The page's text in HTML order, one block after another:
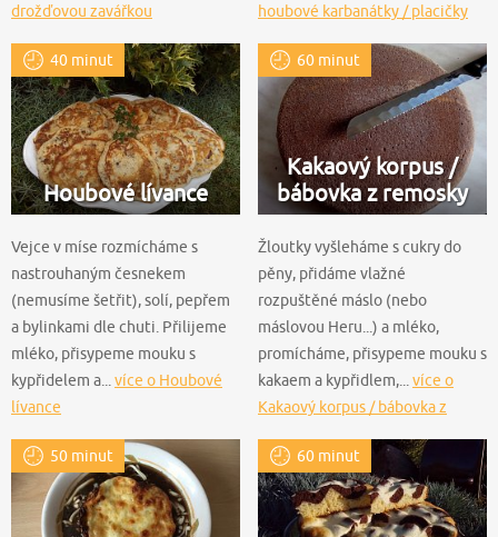
drožďovou zavářkou
houbové karbanátky / placičky
40 minut
Houbové lívance
Vejce v míse rozmícháme s
nastrouhaným česnekem
(nemusíme šetřit), solí, pepřem
a bylinkami dle chuti. Přilijeme
mléko, přisypeme mouku s
kypřidelem a... více o Houbové
lívance
60 minut
Kakaový korpus /
bábovka z remosky
Žloutky vyšleháme s cukry do
pěny, přidáme vlažné
rozpuštěné máslo (nebo
máslovou Heru...) a mléko,
promícháme, přisypeme mouku s
kakaem a kypřidlem,... více o
Kakaový korpus / bábovka z
50 minut
60 minut